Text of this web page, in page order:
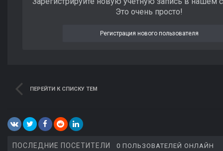
Это очень просто!
Регистрация нового пользователя
ПЕРЕЙТИ К СПИСКУ ТЕМ
ПОСЛЕДНИЕ ПОСЕТИТЕЛИ 0 ПОЛЬЗОВАТЕЛЕЙ ОНЛАЙН